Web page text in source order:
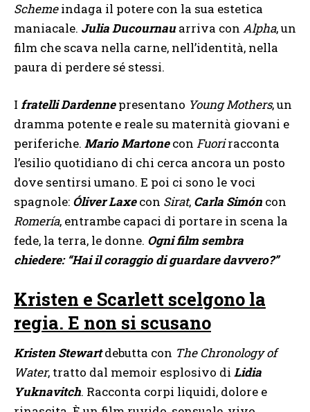
Schemeindaga il potere con la sua estetica
maniacale. Julia Ducournauarriva con Alpha, un
film che scava nella carne, nell’identità, nella
paura di perdere sé stessi.
I fratelli Dardennepresentano Young Mothers, un
dramma potente e reale su maternità giovani e
periferiche. Mario Martonecon Fuoriracconta
l’esilio quotidiano di chi cerca ancora un posto
dove sentirsi umano. E poi ci sono le voci
spagnole: Óliver Laxecon Sirat, Carla Simón con
Romería, entrambe capaci di portare in scena la
fede, la terra, le donne. Ogni film sembra
chiedere: “Hai il coraggio di guardare davvero?”
Kristen e Scarlett scelgono la
regia. E non si scusano
Kristen Stewartdebutta con The Chronology of
Water, tratto dal memoir esplosivo di Lidia
Yuknavitch. Racconta corpi liquidi, dolore e